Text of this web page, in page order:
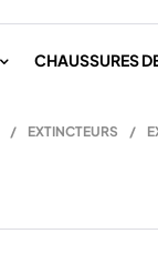
CHAUSSURES
/ EXTINCTEURS /